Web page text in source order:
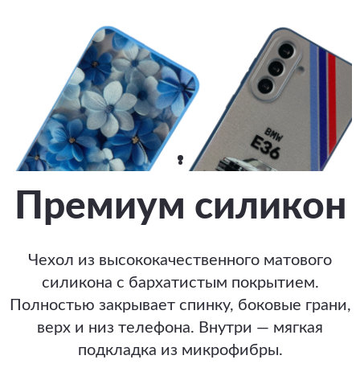
Премиум силикон
Чехол из высококачественного матового
силикона с бархатистым покрытием.
Полностью закрывает спинку, боковые грани,
верх и низ телефона. Внутри — мягкая
подкладка из микрофибры.